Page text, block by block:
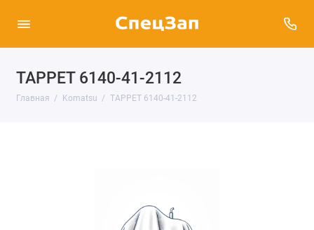
TAPPET 6140-41-2112
Главная Komatsu TAPPET 6140-41-2112